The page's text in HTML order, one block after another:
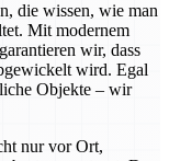
die wissen, wie man
Mit modernem
wir, dass
wird. Egal
Objekte – wir
nur vor Ort,